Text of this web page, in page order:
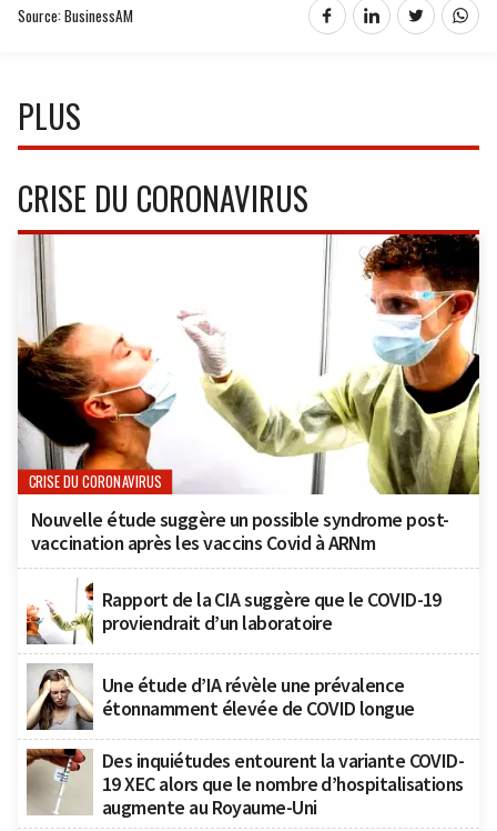
Source: BusinessAM
PLUS
CRISE DU CORONAVIRUS
CRISE DU CORONAVIRUS
Nouvelle étude suggère un possible syndrome post-
vaccination après les vaccins Covid à ARNm
Rapport de la CIA suggère que le COVID-19
proviendrait d’un laboratoire
Une étude d’IA révèle une prévalence
étonnamment élevée de COVID longue
Des inquiétudes entourent la variante COVID-
19 XEC alors que le nombre d’hospitalisations
augmente au Royaume-Uni